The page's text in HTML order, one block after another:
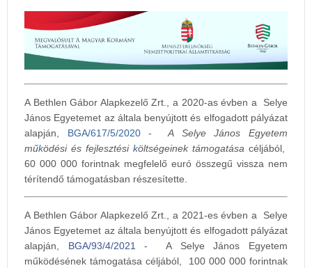
A Bethlen Gábor Alapkezelő Zrt., a 2020-as évben a Selye
János Egyetemet az általa benyújtott és elfogadott pályázat
alapján, BGA/617/5/2020 -
A Selye János Egyetem
működési és fejlesztési költségeinek támogatása céljából,
60 000 000 forintnak megfelelő euró összegű vissza nem
térítendő támogatásban részesítette.
A Bethlen Gábor Alapkezelő Zrt., a 2021-es évben a Selye
János Egyetemet az általa benyújtott és elfogadott pályázat
alapján, BGA/93/4/2021 -
A Selye János Egyetem
működésének támogatása céljából, 100 000 000 forintnak